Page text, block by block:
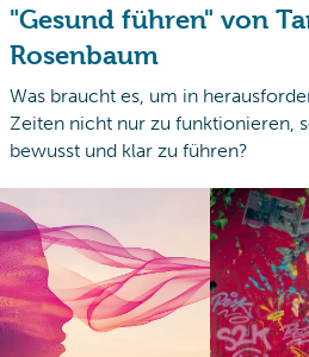
"Gesund führen" von
Rosenbaum
Was braucht es, um in
Zeiten nicht nur zu funktionieren,
bewusst und klar zu führen?